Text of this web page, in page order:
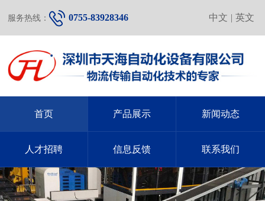
中文 | 英文
服务热线： 0755-83928346
首页 产品展示 新闻动态
人才招聘 信息反馈 联系我们